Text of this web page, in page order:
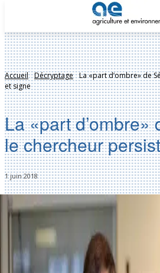
Accueil Décryptage La «part d’ombre» de
et signe
La «part d’ombre»
le chercheur
1 juin 2018